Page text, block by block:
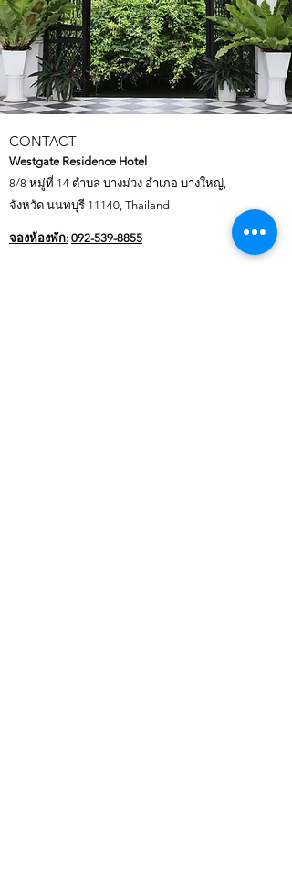
CONTACT
Westgate Residence Hotel
8/8 หมู่ที่ 14 ตำบล บางม่วง อำเภอ บางใหญ่,
จังหวัด นนทบุรี 11140, Thailand
จองห้องพัก: 092-539-8855